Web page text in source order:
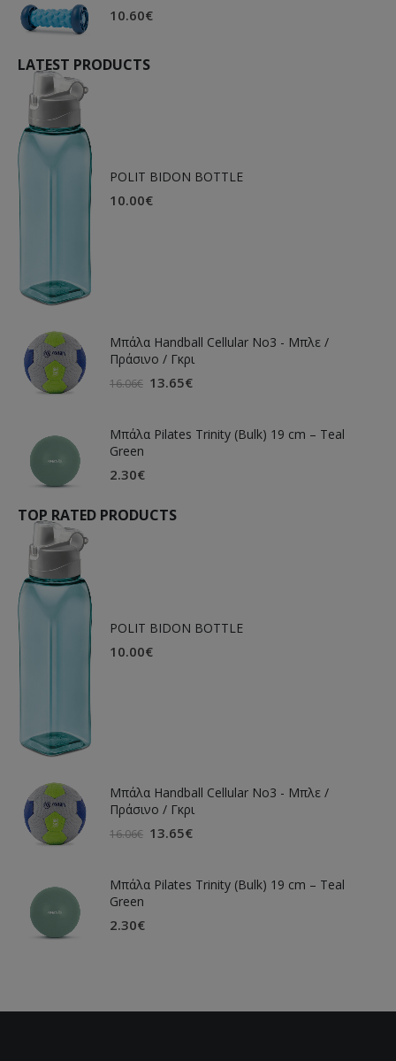
10.60€
LATEST PRODUCTS
POLIT BIDON BOTTLE
10.00€
Μπάλα Handball Cellular Νο3 - Μπλε /
Πράσινο / Γκρι
16.06€ 13.65€
Μπάλα Pilates Trinity (Bulk) 19 cm – Teal
Green
2.30€
TOP RATED PRODUCTS
POLIT BIDON BOTTLE
10.00€
Μπάλα Handball Cellular Νο3 - Μπλε /
Πράσινο / Γκρι
16.06€ 13.65€
Μπάλα Pilates Trinity (Bulk) 19 cm – Teal
Green
2.30€